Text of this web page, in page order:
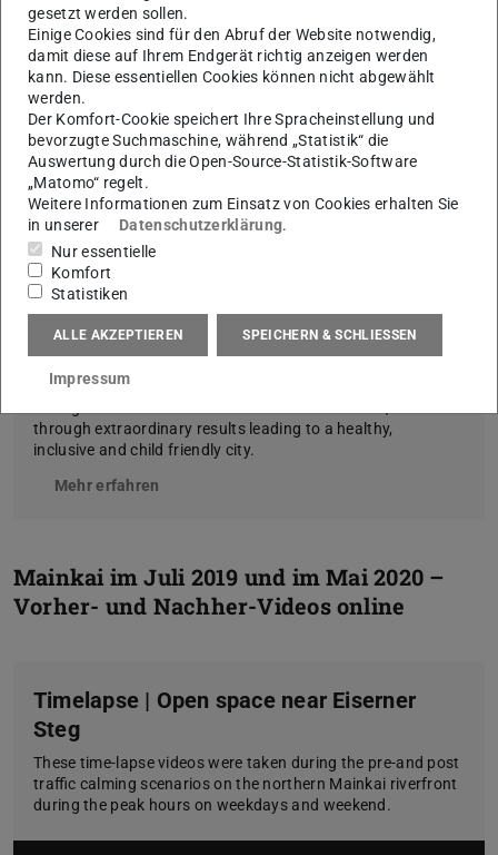
Research paper published in Cities &
Health journal
impact of road closure experiment in Frankfurt Mainkai,
through extraordinary results leading to a healthy,
inclusive and child friendly city.
Mehr erfahren
Mainkai im Juli 2019 und im Mai 2020 –
Vorher- und Nachher-Videos online
Timelapse | Open space near Eiserner
Steg
These time-lapse videos were taken during the pre-and post
traffic calming scenarios on the northern Mainkai riverfront
during the peak hours on weekdays and weekend.
gesetzt werden sollen.
Einige Cookies sind für den Abruf der Website notwendig,
damit diese auf Ihrem Endgerät richtig anzeigen werden
kann. Diese essentiellen Cookies können nicht abgewählt
werden.
Der Komfort-Cookie speichert Ihre Spracheinstellung und
bevorzugte Suchmaschine, während „Statistik“ die
Auswertung durch die Open-Source-Statistik-Software
„Matomo“ regelt.
Weitere Informationen zum Einsatz von Cookies erhalten Sie
in unserer
Datenschutzerklärung.
Nur essentielle
Komfort
Statistiken
ALLE AKZEPTIEREN SPEICHERN & SCHLIESSEN
Impressum